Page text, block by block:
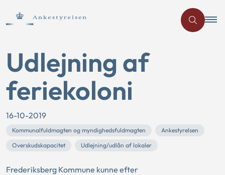
Udlejning af
feriekoloni
16-10-2019
Kommunalfuldmagten og myndighedsfuldmagten
Ankestyrelsen
Overskudskapacitet
Udlejning/udlån af lokaler
Frederiksberg Kommune kunne efter